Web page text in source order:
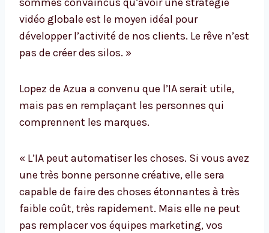
vidéo globale est le moyen idéal pour
développer l’activité de nos clients. Le rêve n’est
pas de créer des silos. »
Lopez de Azua a convenu que l’IA serait utile,
mais pas en remplaçant les personnes qui
comprennent les marques.
« L’IA peut automatiser les choses. Si vous avez
une très bonne personne créative, elle sera
capable de faire des choses étonnantes à très
faible coût, très rapidement. Mais elle ne peut
pas remplacer vos équipes marketing, vos